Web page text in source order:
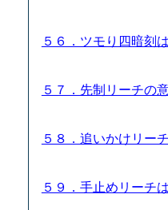
５６．ツモり四暗刻
５７．先制リーチの
５８．追いかけリー
５９．手止めリーチ